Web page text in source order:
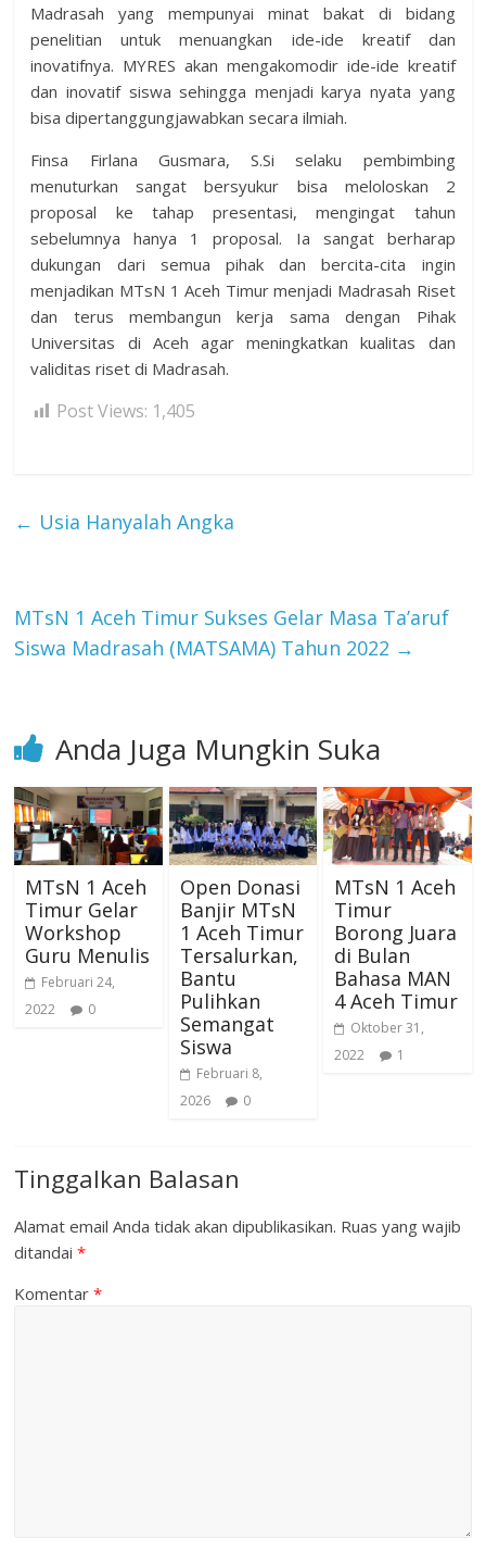
Madrasah yang mempunyai minat bakat di bidang
penelitian untuk menuangkan ide-ide kreatif dan
inovatifnya. MYRES akan mengakomodir ide-ide kreatif
dan inovatif siswa sehingga menjadi karya nyata yang
bisa dipertanggungjawabkan secara ilmiah.
Finsa Firlana Gusmara, S.Si selaku pembimbing
menuturkan sangat bersyukur bisa meloloskan 2
proposal ke tahap presentasi, mengingat tahun
sebelumnya hanya 1 proposal. Ia sangat berharap
dukungan dari semua pihak dan bercita-cita ingin
menjadikan MTsN 1 Aceh Timur menjadi Madrasah Riset
dan terus membangun kerja sama dengan Pihak
Universitas di Aceh agar meningkatkan kualitas dan
validitas riset di Madrasah.
Post Views: 1,405
← Usia Hanyalah Angka
MTsN 1 Aceh Timur Sukses Gelar Masa Ta’aruf
Siswa Madrasah (MATSAMA) Tahun 2022 →
Anda Juga Mungkin Suka
MTsN 1 Aceh
Timur Gelar
Workshop
Guru Menulis
Februari 24,
2022
0
Open Donasi
Banjir MTsN
1 Aceh Timur
Tersalurkan,
Bantu
Pulihkan
Semangat
Siswa
Februari 8,
2026
0
MTsN 1 Aceh
Timur
Borong Juara
di Bulan
Bahasa MAN
4 Aceh Timur
Oktober 31,
2022
1
Tinggalkan Balasan
Alamat email Anda tidak akan dipublikasikan. Ruas yang wajib
ditandai*
Komentar*